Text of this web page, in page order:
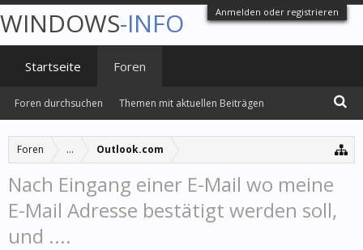
Anmelden oder registrieren
Foren ... Outlook.com
Nach Eingang einer E-Mail wo meine
E-Mail Adresse bestätigt werden soll,
und ....
WINDOWS-INFO
Startseite Foren
Foren durchsuchen Themen mit aktuellen Beiträgen